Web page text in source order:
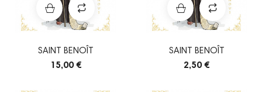
SAINT BENOÎT
15,00 €
SAINT BENOÎT
2,50 €